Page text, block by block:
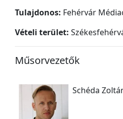
Tulajdonos: Fehérvár
Vételi terület:
Műsorvezetők
Schéda